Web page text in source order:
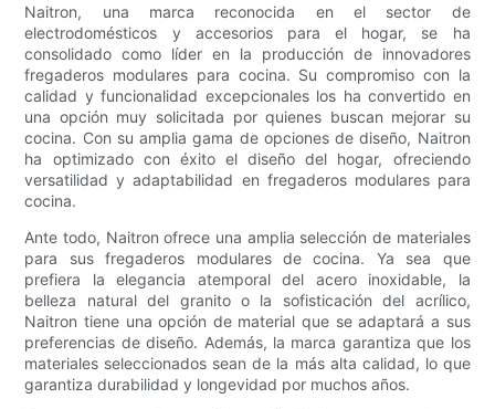
Naitron, una marca reconocida en el sector de
electrodomésticos y accesorios para el hogar, se ha
consolidado como líder en la producción de innovadores
fregaderos modulares para cocina. Su compromiso con la
calidad y funcionalidad excepcionales los ha convertido en
una opción muy solicitada por quienes buscan mejorar su
cocina. Con su amplia gama de opciones de diseño, Naitron
ha optimizado con éxito el diseño del hogar, ofreciendo
versatilidad y adaptabilidad en fregaderos modulares para
cocina.
Ante todo, Naitron ofrece una amplia selección de materiales
para sus fregaderos modulares de cocina. Ya sea que
prefiera la elegancia atemporal del acero inoxidable, la
belleza natural del granito o la sofisticación del acrílico,
Naitron tiene una opción de material que se adaptará a sus
preferencias de diseño. Además, la marca garantiza que los
materiales seleccionados sean de la más alta calidad, lo que
garantiza durabilidad y longevidad por muchos años.